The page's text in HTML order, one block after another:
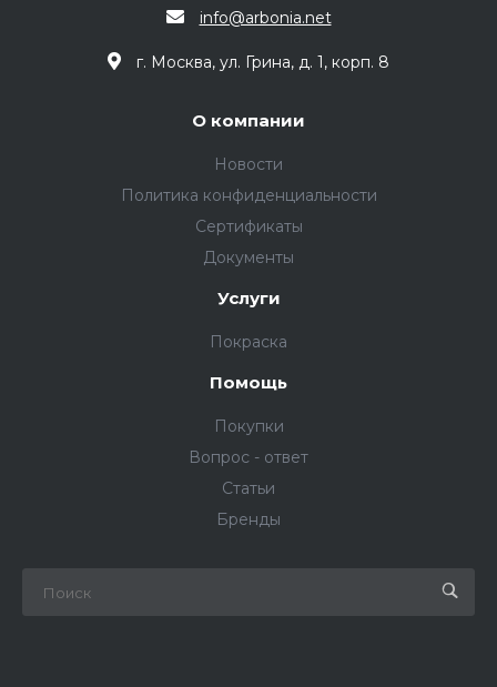
info@arbonia.net
г. Москва, ул. Грина, д. 1, корп. 8
О компании
Новости
Политика конфиденциальности
Сертификаты
Документы
Услуги
Покраска
Помощь
Покупки
Вопрос - ответ
Статьи
Бренды